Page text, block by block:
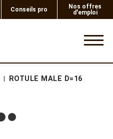
Conseils pro
Nos offres
d'emploi
ROTULE MALE D=16